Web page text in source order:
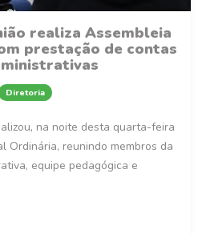
realiza Assembleia
prestação de contas
Diretoria
na noite desta quarta-feira
Ordinária, reunindo membros da
equipe pedagógica e